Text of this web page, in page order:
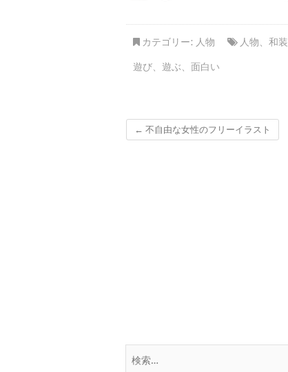
カテゴリー: 人物 人物、 和装
遊び、 遊ぶ、 面白い
← 不自由な女性のフリーイラスト